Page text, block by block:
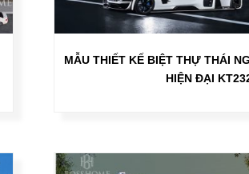
MẪU THIẾT KẾ BIỆT THỰ THÁI
HIỆN ĐẠI